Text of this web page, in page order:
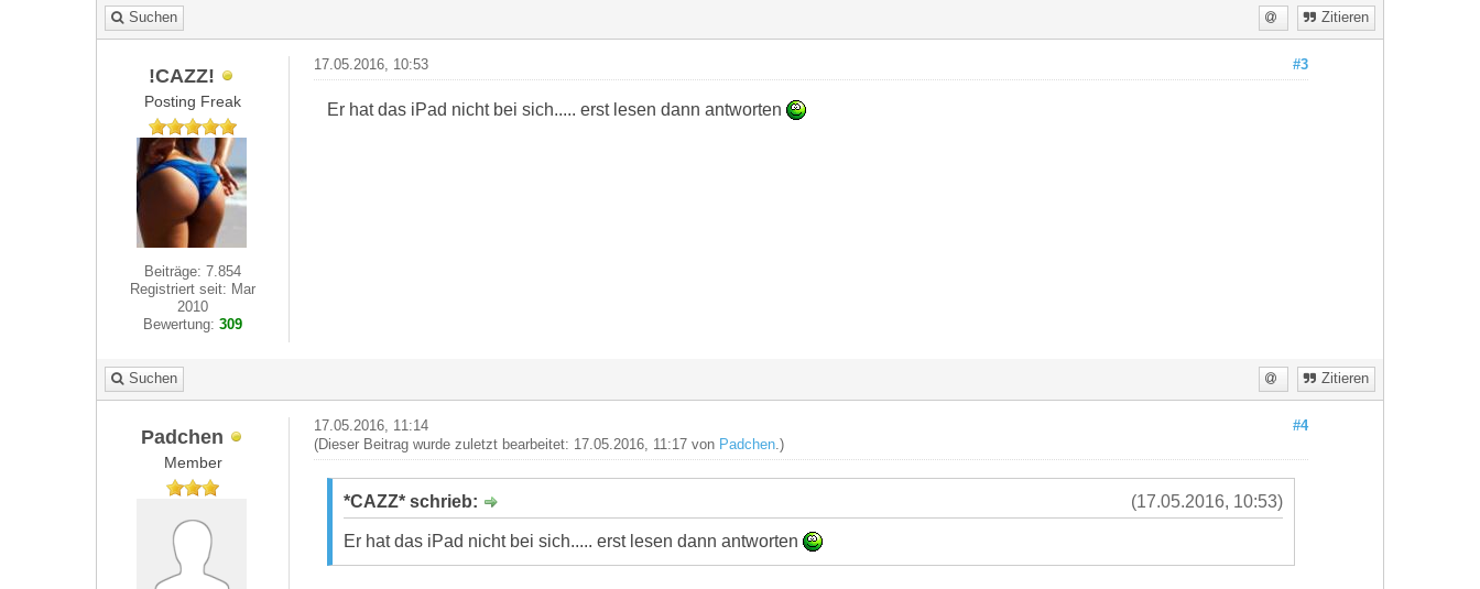
Suchen Zitieren
!CAZZ!
Posting Freak
Beiträge: 7.854
Registriert seit: Mar
2010
Bewertung:309
#3
17.05.2016, 10:53
Er hat das iPad nicht bei sich..... erst lesen dann antworten
Suchen Zitieren
Padchen
Member
#4
17.05.2016, 11:14
(Dieser Beitrag wurde zuletzt bearbeitet: 17.05.2016, 11:17 von Padchen.)
(17.05.2016, 10:53)
*CAZZ* schrieb:
Er hat das iPad nicht bei sich..... erst lesen dann antworten